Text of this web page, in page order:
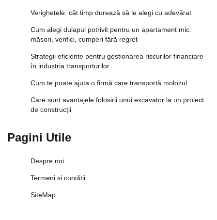
Verighetele: cât timp durează să le alegi cu adevărat
Cum alegi dulapul potrivit pentru un apartament mic:
măsori, verifici, cumperi fără regret
Strategii eficiente pentru gestionarea riscurilor financiare
în industria transporturilor
Cum te poate ajuta o firmă care transportă molozul
Care sunt avantajele folosirii unui excavator la un proiect
de construcții
Pagini Utile
Despre noi
Termeni si conditii
SiteMap